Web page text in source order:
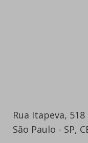
Rua Itapeva,
São Paulo - SP,